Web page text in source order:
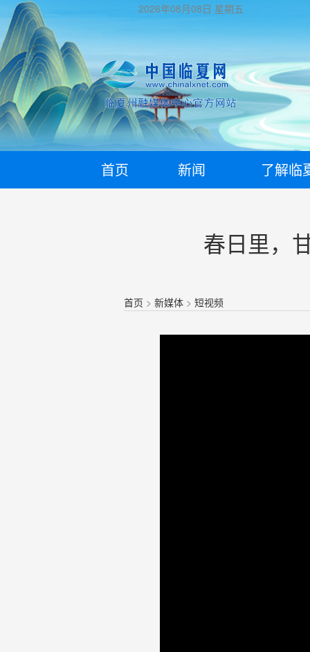
2026年08月08日 星期五
首页 新闻 了解临
春日里，
首页 >新媒体 >短视频